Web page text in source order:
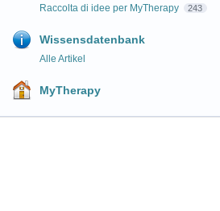
Raccolta di idee per MyTherapy 243
Wissensdatenbank
Alle Artikel
MyTherapy